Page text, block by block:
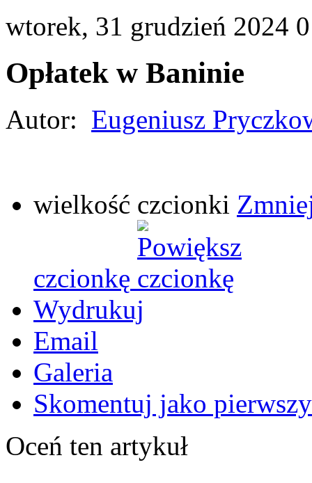
wtorek, 31 grudzień 2024
Opłatek w Baninie
Autor: Eugeniusz
wielkość czcionki
czcionkę
Wydrukuj
Email
Galeria
Skomentuj jako
Oceń ten artykuł